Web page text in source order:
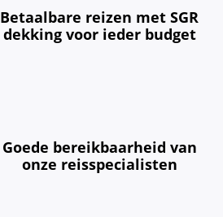
Betaalbare reizen met SGR
dekking voor ieder budget
Goede bereikbaarheid van
onze reisspecialisten